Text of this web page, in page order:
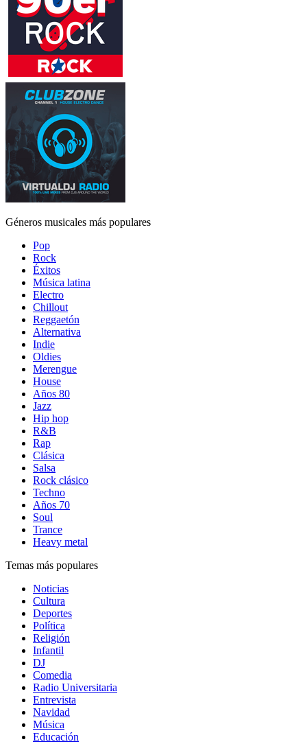
Géneros musicales más populares
Pop
Rock
Éxitos
Música latina
Electro
Chillout
Reggaetón
Alternativa
Indie
Oldies
Merengue
House
Años 80
Jazz
Hip hop
R&B
Rap
Clásica
Salsa
Rock clásico
Techno
Años 70
Soul
Trance
Heavy metal
Temas más populares
Noticias
Cultura
Deportes
Política
Religión
Infantil
DJ
Comedia
Radio Universitaria
Entrevista
Navidad
Música
Educación